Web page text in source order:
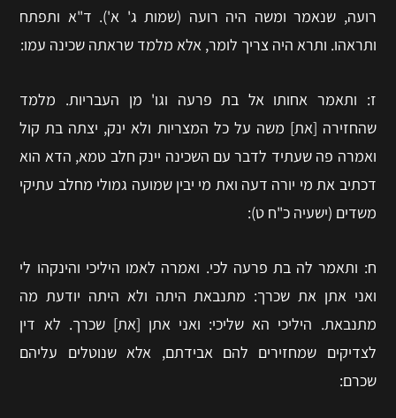
רועה, שנאמר ומשה היה רועה (שמות ג' א'). ד"א ותפתח
ותראהו. ותרא היה צריך לומר, אלא מלמד שראתה שכינה עמו:
ז: ותאמר אחותו אל בת פרעה וגו' מן העבריות. מלמד
שהחזירה [את] משה על כל המצריות ולא ינק, יצתה בת קול
ואמרה פה שעתיד לדבר עם השכינה יינק חלב טמא, הדא הוא
דכתיב את מי יורה דעה ואת מי יבין שמועה גמולי מחלב עתיקי
משדים (ישעיה כ"ח ט):
ח: ותאמר לה בת פרעה לכי. ואמרה לאמו היליכי והינקהו לי
ואני אתן את שכרך: מתנבאת היתה ולא היתה יודעת מה
מתנבאת. היליכי הא שליכי: ואני אתן [את] שכרך. לא דין
לצדיקים שמחזירים להם אבידתם, אלא שנוטלים עליהם
שכרם: